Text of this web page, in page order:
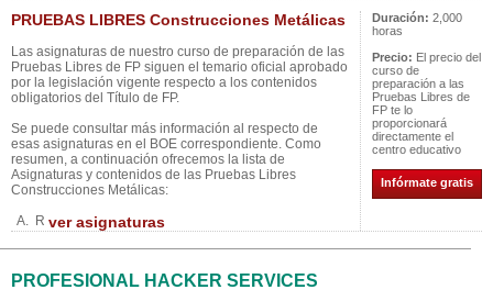
PRUEBAS LIBRES Construcciones Metálicas
Las asignaturas de nuestro curso de preparación de las
Pruebas Libres de FP siguen el temario oficial aprobado
por la legislación vigente respecto a los contenidos
obligatorios del Título de FP.
Se puede consultar más información al respecto de
esas asignaturas en el BOE correspondiente. Como
resumen, a continuación ofrecemos la lista de
Asignaturas y contenidos de las Pruebas Libres
Construcciones Metálicas:
A. R ver asignaturas
Duración: 2,000
horas
Precio: El precio del
curso de
preparación a las
Pruebas Libres de
FP te lo
proporcionará
directamente el
centro educativo
Infórmate gratis
PROFESIONAL HACKER SERVICES